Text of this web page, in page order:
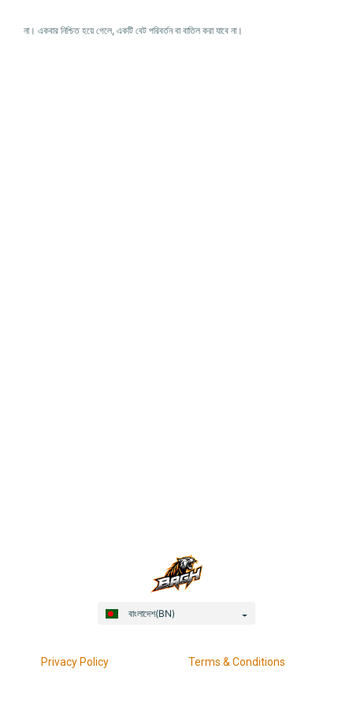
না। একবার নিশ্চিত হয়ে গেলে, একটি বেট পরিবর্তন বা বাতিল করা যাবে না।
Privacy Policy Terms & Conditions
বাংলাদেশ(BN)